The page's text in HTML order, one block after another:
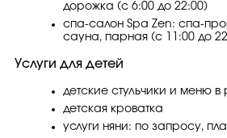
дорожка (с 6:00 до 22:00)
спа-салон Spa Zen: спа-
сауна, парная (с 11:00 до
Услуги для детей
детские стульчики и меню в
детская кроватка
услуги няни: по запросу,